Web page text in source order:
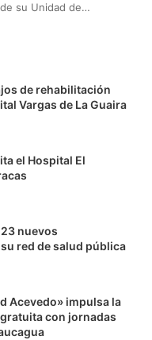
su Unidad de…
de rehabilitación
Vargas de La Guaira
el Hospital El
nuevos
red de salud pública
Acevedo» impulsa la
con jornadas